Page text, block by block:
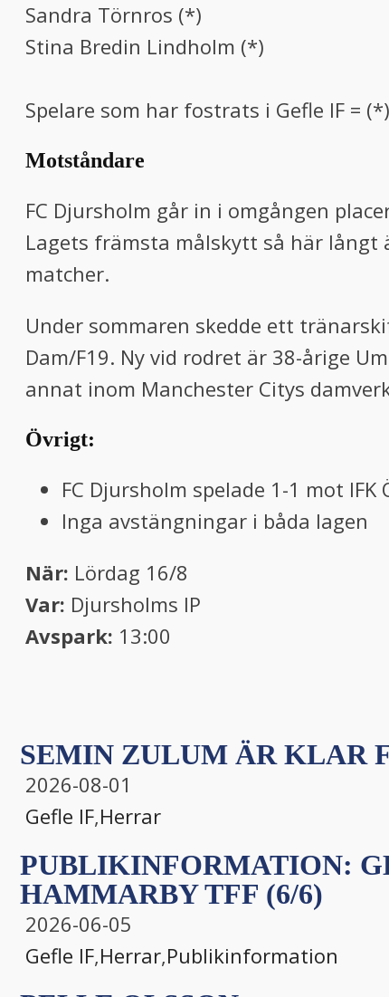
Sandra Törnros (*)
Stina Bredin Lindholm (*)
Spelare som har fostrats i Gefle IF = (*)
Motståndare
FC Djursholm går in i omgången
Lagets främsta målskytt så här långt
matcher.
Under sommaren skedde ett
Dam/F19. Ny vid rodret är 38-årige
annat inom Manchester Citys
Övrigt:
FC Djursholm spelade 1-1 mot
Inga avstängningar i båda lagen
När: Lördag 16/8
Var: Djursholms IP
Avspark: 13:00
SEMIN ZULUM ÄR KLAR
2026-08-01
Gefle IF,Herrar
PUBLIKINFORMATION:
HAMMARBY TFF (6/6)
2026-06-05
Gefle IF,Herrar,Publikinformation